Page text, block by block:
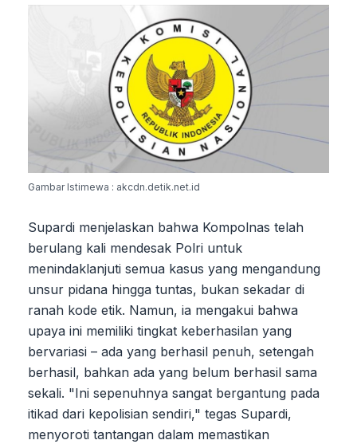
Gambar Istimewa : akcdn.detik.net.id
Supardi menjelaskan bahwa Kompolnas telah
berulang kali mendesak Polri untuk
menindaklanjuti semua kasus yang mengandung
unsur pidana hingga tuntas, bukan sekadar di
ranah kode etik. Namun, ia mengakui bahwa
upaya ini memiliki tingkat keberhasilan yang
bervariasi – ada yang berhasil penuh, setengah
berhasil, bahkan ada yang belum berhasil sama
sekali. "Ini sepenuhnya sangat bergantung pada
itikad dari kepolisian sendiri," tegas Supardi,
menyoroti tantangan dalam memastikan